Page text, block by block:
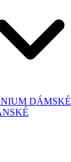
DÁMSKÉ